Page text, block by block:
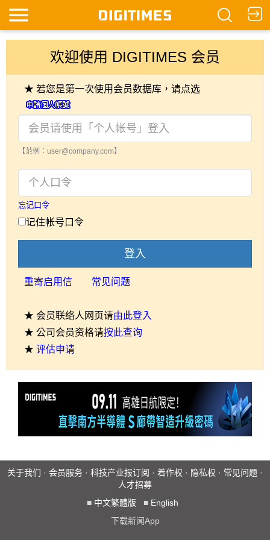
欢迎使用 DIGITIMES 会员
★ 若您是第一次使用会员数据库，请点选
【范例：user@company.com】
忘记口令
记住帐号口令
登入
重寄启用信 常见问题
★ 会员联络人网页请由此登入
★ 公司会员资格请按此查询
★ 评估申请
关于我们 · 会员服务 · 科技产业报订阅 · 着作权 · 隐私权 · 常见问题 ·
人才招募
■ 中文繁體版 ■ English
下载新闻App